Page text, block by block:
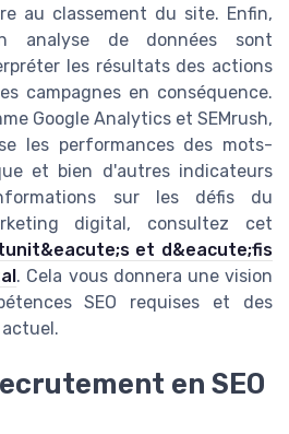
au classement du site. Enfin,
analyse de données sont
les résultats des actions
campagnes en conséquence.
Google Analytics et SEMrush,
les performances des mots-
et bien d'autres indicateurs
sur les défis du
digital, consultez cet
et d&eacute;fis
. Cela vous donnera une vision
SEO requises et des
en SEO